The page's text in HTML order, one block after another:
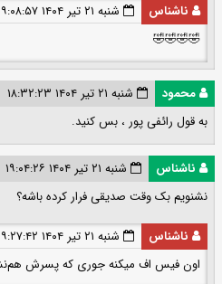
ناشناس
شنبه ۲۱ تیر ۱۴۰۴ ۱۹:۰۸:۵۷
🤣🤣🤣🤣
محمود
شنبه ۲۱ تیر ۱۴۰۴ ۱۸:۳۲:۲۳
به قول رائفی پور ، بس کنید.
ناشناس
شنبه ۲۱ تیر ۱۴۰۴ ۱۹:۰۴:۲۶
نشنویم بک وقت صدیقی فرار کرده باشه؟
ناشناس
شنبه ۲۱ تیر ۱۴۰۴ ۱۹:۲۷:۴۲
اون فیس اف میکنه جوری که پسرش